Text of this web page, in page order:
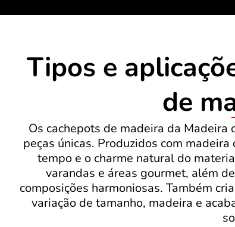
Tipos e
de
Os cachepots de madeira da
peças únicas. Produzidos com
tempo e o charme natural do
varandas e áreas gourmet, além
composições harmoniosas. Também
variação de tamanho, madeira e